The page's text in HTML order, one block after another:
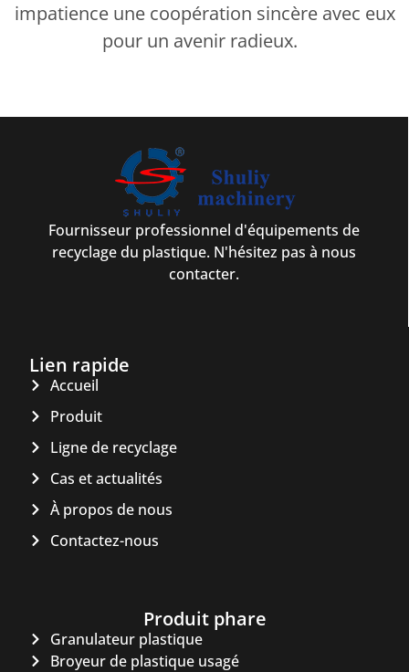
impatience une coopération sincère avec eux
pour un avenir radieux.
Fournisseur professionnel d'équipements de
recyclage du plastique. N'hésitez pas à nous
contacter.
Lien rapide
Accueil
Produit
Ligne de recyclage
Cas et actualités
À propos de nous
Contactez-nous
Produit phare
Granulateur plastique
Broyeur de plastique usagé